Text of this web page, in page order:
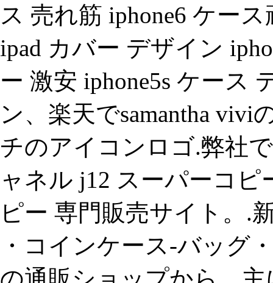
ス 売れ筋 iphone6 ケー
ipad カバー デザイン
ー 激安 iphone5s ケース
ン、楽天でsamantha vivi
チのアイコンロゴ.弊社
ャネル j12 スーパーコピ
ピー 専門販売サイト。.
・コインケース-バッグ